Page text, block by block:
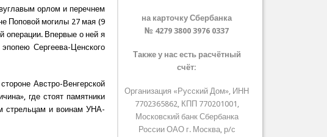
орлом и перечнем
Поповой могилы 27 мая (9
операции. Впервые о ней я
Сергеева-Ценского
Австро-Венгерской
где стоят памятники
стрельцам и воинам УНА-
на карточку Сбербанка
№ 4279 3800 3976 0337
Также у нас есть расчётный
счёт:
Организация «Русский Дом», ИНН
7702365862, КПП 770201001,
Московский банк Сбербанка
России ОАО г. Москва, р/с